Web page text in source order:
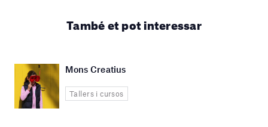
També et pot interessar
Mons Creatius
Tallers i cursos